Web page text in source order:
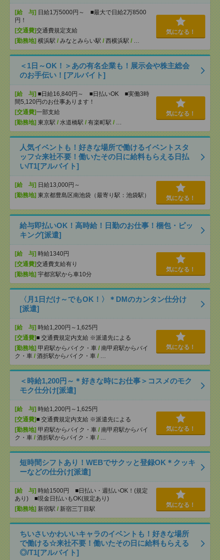
[給 与] 日給1万5000円～ ■最大で日給2万8500
円！
[交通費]交通費規定支給
[勤務地] 横浜駅 / みなとみらい駅 / 西横浜駅 / …
気になる！
＜1日～OK！＞あの有名企業も！展示会や株主総会
のお手伝い！[アルバイト]
[給 与] ■日給16,840円～ ■日払いOK ■実働3時
間5,120円のお仕事あります！
[交通費]一部支給
[勤務地] 東京駅 / 水道橋駅 / 有楽町駅 / …
気になる！
人気イベントも！好きな場所で働けるイベントスタ
ッフ☆来社不要！働いたその日に給料もらえる日払
い/T1[アルバイト]
[給 与] 日給13,000円～
[勤務地] 東京都豊島区南池袋（最寄り駅：池袋駅） 気になる！
給与即払いOK！高時給！日勤のお仕事！梱包・ピッ
キング[派遣]
[給 与] 時給1340円
[交通費]交通費支給有り
[勤務地] 宇都宮駅から車10分
気になる！
〈月1日だけ～でもOK！〉＊DMのカンタン仕分け
[派遣]
[給 与] 時給1,200円～1,625円
[交通費]■ 交通費規定内支給 ※派遣先による
[勤務地] 甲府駅からバイク・車 / 南甲府駅からバイ
ク・車 / 酒折駅からバイク・車 / …
気になる！
＜時給1,200円～＊好きな時にお仕事＞コスメのモク
モク仕分け[派遣]
[給 与] 時給1,200円～1,625円
[交通費]■ 交通費規定内支給 ※派遣先による
[勤務地] 甲府駅からバイク・車 / 南甲府駅からバイ
ク・車 / 酒折駅からバイク・車 / …
気になる！
短時間シフトあり！WEBでサクッと登録OK＊クッキ
ーなどの仕分け[派遣]
[給 与] 時給1500円 ■日払い・週払いOK！(規定
あり) ■現金日払いもOK(規定あり)
[勤務地] 新宿駅 / 新宿三丁目駅
気になる！
ちいさいかわいいキャラのイベントも！好きな場所
で働ける☆来社不要！働いたその日に給料もらえる
◎/T1[アルバイト]